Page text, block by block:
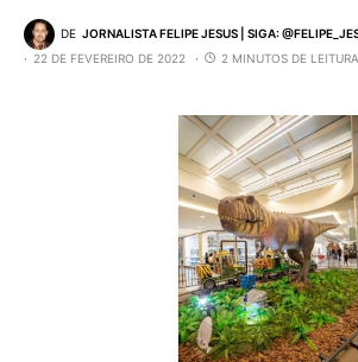
DE JORNALISTA FELIPE JESUS | SIGA:
22 DE FEVEREIRO DE 2022
2 MINUTOS DE LEITURA